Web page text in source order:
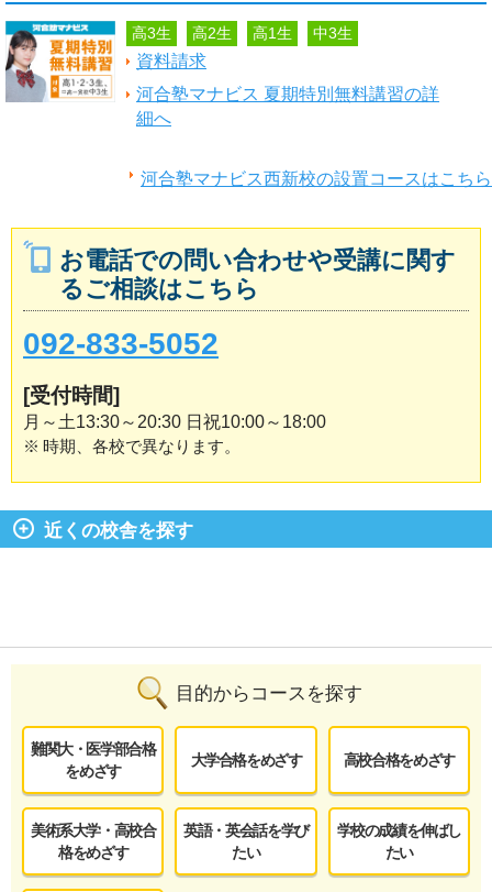
河合塾マナビス西新校の設置コースはこちら
高3生 高2生 高1生 中3生
資料請求
河合塾マナビス 夏期特別無料講習の詳
細へ
お電話での問い合わせや受講に関す
るご相談はこちら
092-833-5052
[受付時間]
月～土13:30～20:30 日祝10:00～18:00
※ 時期、各校で異なります。
近くの校舎を探す
目的からコースを探す
難関大・医学部合格
をめざす
大学合格をめざす 高校合格をめざす
美術系大学・高校合
格をめざす
英語・英会話を学び
たい
学校の成績を伸ばし
たい